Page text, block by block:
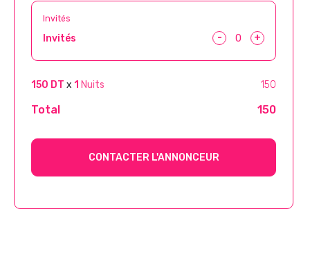
Invités
Invités - +
150 DT x 1 Nuits 150
Total 150
CONTACTER L'ANNONCEUR